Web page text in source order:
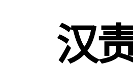
汉